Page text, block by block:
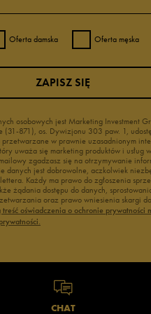
Oferta damska Oferta męska
osobowych jest Marketing Investment
(31-871), os. Dywizjonu 303 paw. 1,
w prawnie uzasadnionym
uważa się marketing produktów i usług
zgadzasz się na otrzymywanie
danych jest dobrowolne, aczkolwiek
Każdy ma prawo do zgłoszenia
żądania dostępu do danych,
oraz prawo wniesienia skargi
treść oświadczenia o ochronie prywatności
ZAPISZ SIĘ
CHAT